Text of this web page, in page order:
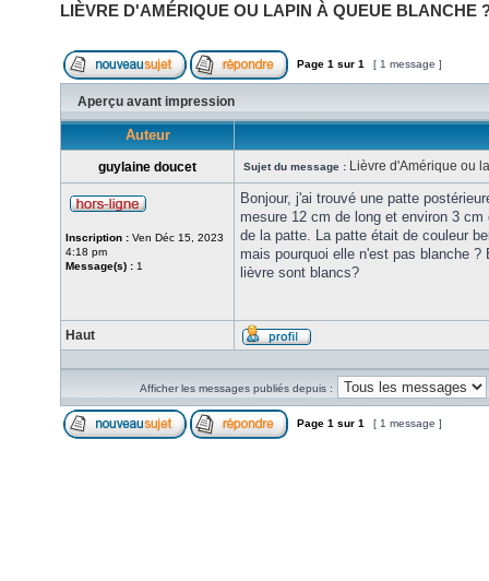
LIÈVRE D'AMÉRIQUE OU LAPIN À QUEUE BLANCHE
Page 1 sur 1 [ 1 message ]
Aperçu avant impression
Auteur
guylaine doucet Sujet du message : Lièvre d'Amérique ou
Inscription : Ven Déc 15, 2023
4:18 pm
Message(s) : 1
Bonjour, j'ai trouvé une patte
mesure 12 cm de long et environ 3
de la patte. La patte était de couleur
mais pourquoi elle n'est pas blanche
lièvre sont blancs?
Haut
Afficher les messages publiés depuis :
Page 1 sur 1 [ 1 message ]